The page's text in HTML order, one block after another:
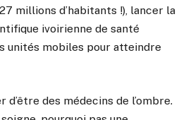
millions d’habitants !), lancer la
ivoirienne de santé
unités mobiles pour atteindre
d’être des médecins de l’ombre.